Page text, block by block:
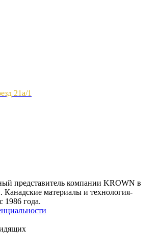
21а/1
представитель компании KROWN в
Канадские материалы и технология-
1986 года.